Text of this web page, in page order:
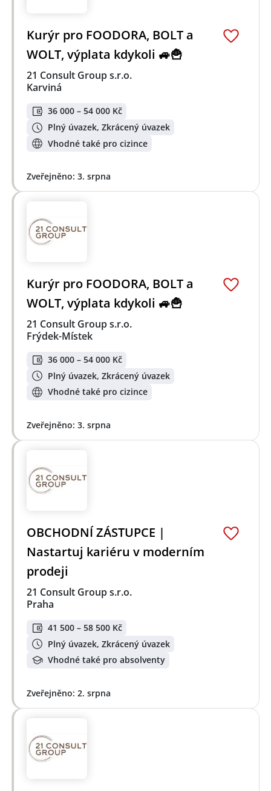
Kurýr pro FOODORA, BOLT a
WOLT, výplata kdykoli 🚙🍟
21 Consult Group s.r.o.
Karviná
36 000 – 54 000 Kč
Plný úvazek, Zkrácený úvazek
Vhodné také pro cizince
Zveřejněno: 3. srpna
Kurýr pro FOODORA, BOLT a
WOLT, výplata kdykoli 🚙🍟
21 Consult Group s.r.o.
Frýdek-Místek
36 000 – 54 000 Kč
Plný úvazek, Zkrácený úvazek
Vhodné také pro cizince
Zveřejněno: 3. srpna
OBCHODNÍ ZÁSTUPCE |
Nastartuj kariéru v moderním
prodeji
21 Consult Group s.r.o.
Praha
41 500 – 58 500 Kč
Plný úvazek, Zkrácený úvazek
Vhodné také pro absolventy
Zveřejněno: 2. srpna